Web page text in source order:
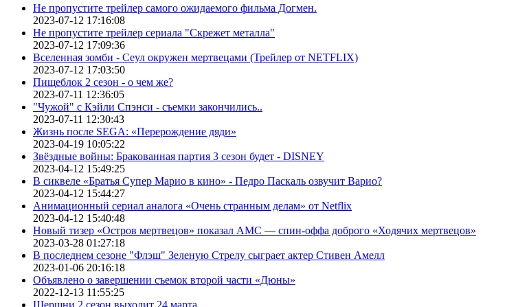
Не пропустите трейлер самого ожидаемого фильма Догмен.
2023-07-12 17:16:08
Не пропустите трейлер сериала "Скрежет металла"
2023-07-12 17:09:36
Вселенная зомби - Сеул окружен мертвецами (Трейлер от NETFLIX)
2023-07-12 17:03:50
Пищеблок 2 сезон - о чем же?
2023-07-11 12:36:05
"Чужой" с Кэйли Спэнси - съемки закончились..
2023-07-11 12:30:43
Жизнь после SEGA: «Перерождение дяди»
2023-04-19 10:05:22
Звёздные войны: Бракованная партия 3 сезон будет - DISNEY
2023-04-12 15:49:25
В сиквеле «Братья Супер Марио в кино» - Педро Паскаль озвучит Варио?
2023-04-12 15:44:27
Анимационный сериал аналога «Очень странным делам» от Netflix
2023-04-12 15:40:48
Новый тизер «Остров мертвецов» показал АМС — спин-оффа доброго «Ходячих мертвецов»
2023-03-28 01:27:18
В последнем сезоне "Флэш" Зеленую Стрелу сыграет актер Стивен Амелл
2023-01-06 20:16:18
Объявлено о завершении съемок второй части «Дюны»
2022-12-13 11:55:25
Шершни 2 сезон выходит 24 марта...